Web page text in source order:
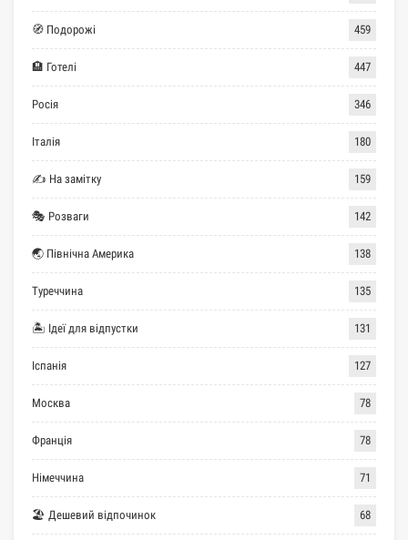
🧭 Подорожі 459
🏨 Готелі 447
Росія 346
Італія 180
✍ На замітку 159
🎭 Розваги 142
🌏 Північна Америка 138
Туреччина 135
🏝 Ідеї для відпустки 131
Іспанія 127
Москва 78
Франція 78
Німеччина 71
🏖 Дешевий відпочинок 68